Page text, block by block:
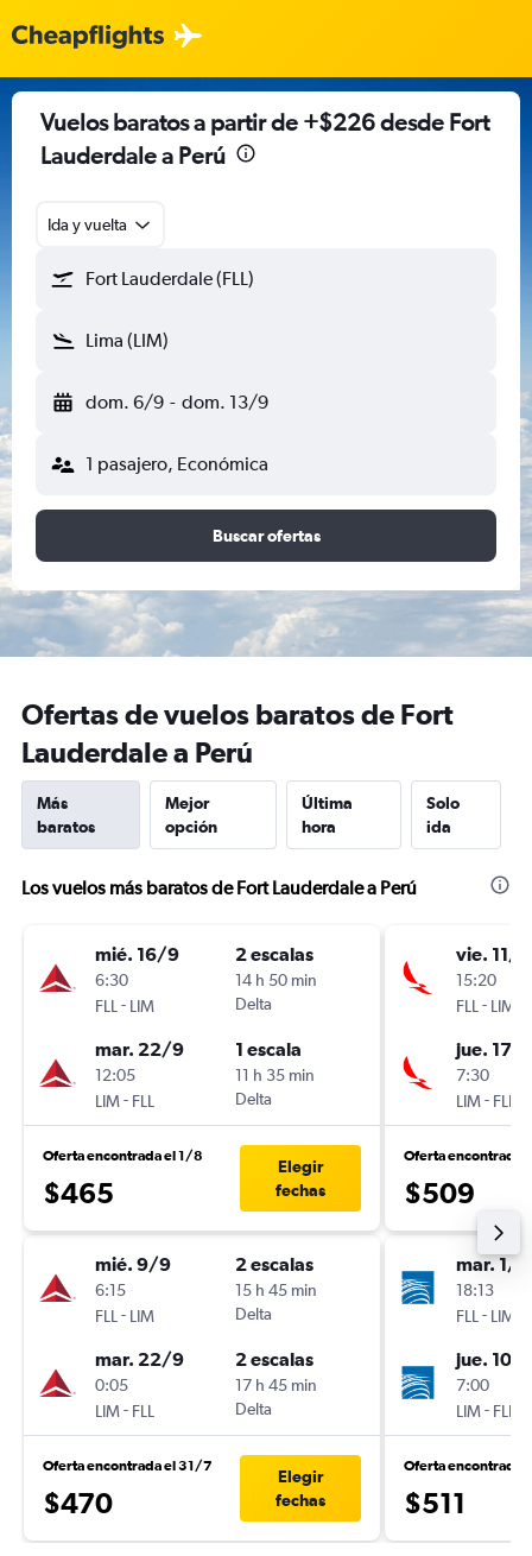
Vuelos baratos a partir de +$226 desde Fort
Lauderdale a Perú
Ida y vuelta
Fort Lauderdale (FLL)
Lima (LIM)
dom. 6/9 - dom. 13/9
1 pasajero, Económica
Buscar ofertas
Ofertas de vuelos baratos de Fort
Lauderdale a Perú
Más
baratos
Mejor
opción
Última
hora
Solo
ida
Los vuelos más baratos de Fort Lauderdale a Perú
mié. 16/9
6:30
FLL - LIM
2 escalas
14 h 50 min
Delta
mar. 22/9
12:05
LIM- FLL
1 escala
11 h 35 min
Delta
Oferta encontrada el 1/8
$465
Elegir
fechas
mié. 9/9
6:15
FLL - LIM
2 escalas
15 h 45 min
Delta
mar. 22/9
0:05
LIM- FLL
2 escalas
17 h 45 min
Delta
Oferta encontrada el 31/7
$470
Elegir
fechas
vie. 11/9
15:20
FLL - LIM
jue. 17/
7:30
LIM- FLL
Oferta encontrada
$509
mar. 1/9
18:13
FLL - LIM
jue. 10/
7:00
LIM- FLL
Oferta encontrada
$511